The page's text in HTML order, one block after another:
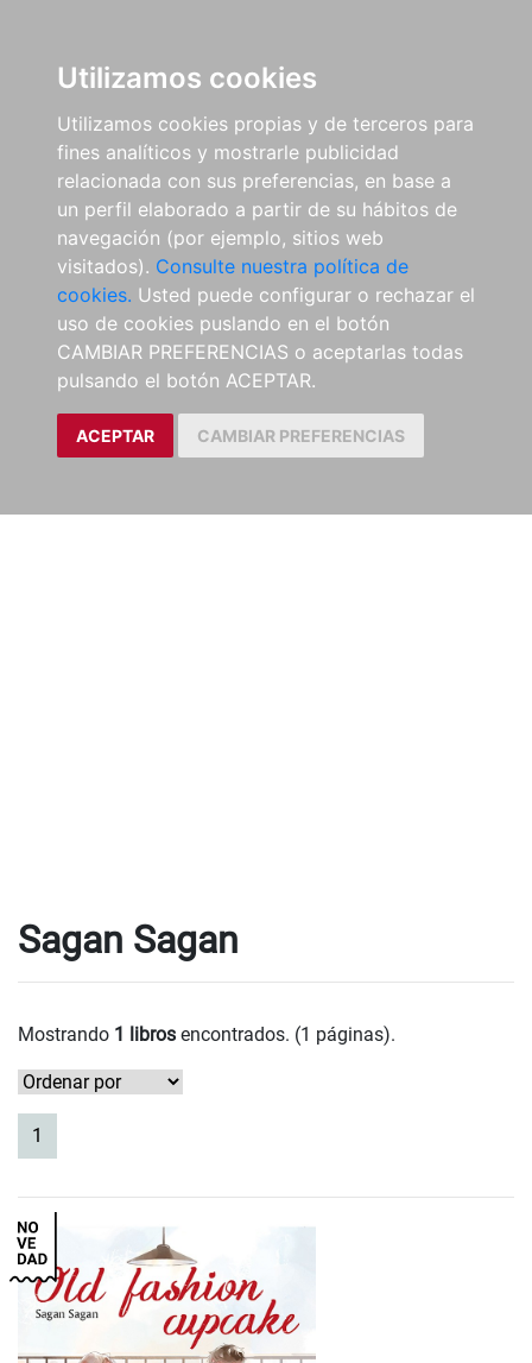
Utilizamos cookies
Utilizamos cookies propias y de terceros para
fines analíticos y mostrarle publicidad
relacionada con sus preferencias, en base a
un perfil elaborado a partir de su hábitos de
navegación (por ejemplo, sitios web
visitados). Consulte nuestra política de
cookies. Usted puede configurar o rechazar el
uso de cookies puslando en el botón
CAMBIAR PREFERENCIAS o aceptarlas todas
pulsando el botón ACEPTAR.
ACEPTAR CAMBIAR PREFERENCIAS
Sagan Sagan
Mostrando 1 libros encontrados. (1 páginas).
1